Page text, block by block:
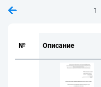
1
№ Описание